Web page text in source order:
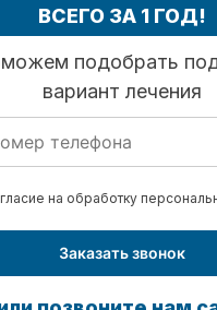
ВСЕГО ЗА 1 ГОД!
подобрать
вариант лечения
на обработку
Заказать звонок